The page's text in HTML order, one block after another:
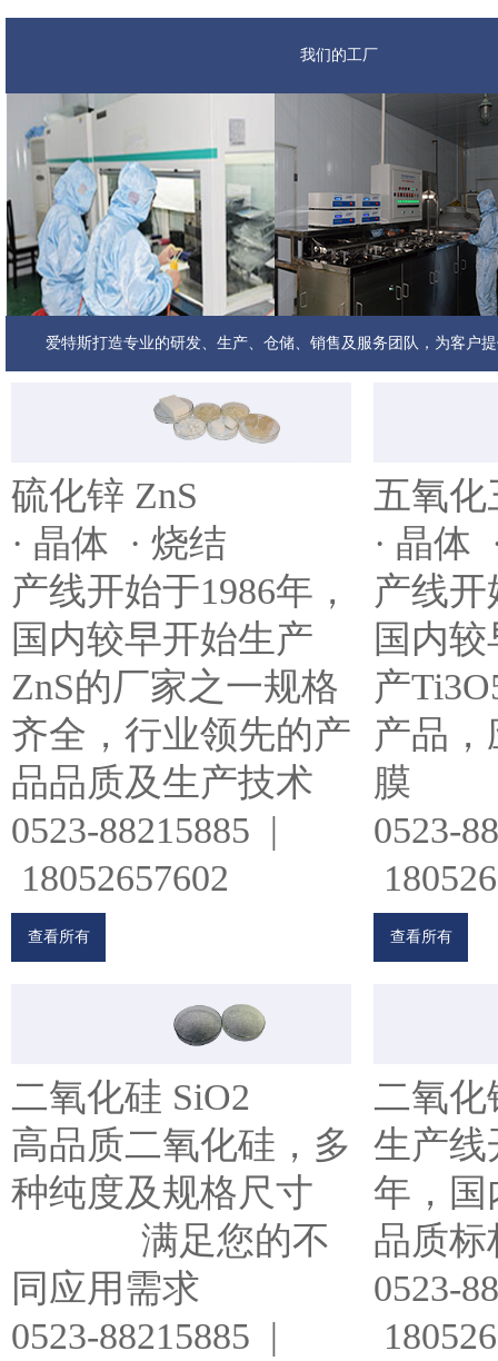
我们的工厂
爱特斯打造专业的研发、生产、仓储、销售及服务团队，为客户
硫化锌 ZnS
· 晶体 · 烧结
产线开始于1986年，
国内较早开始生产
ZnS的厂家之一规格
齐全，行业领先的产
品品质及生产技术
0523-88215885 |
18052657602
查看所有
五氧化
· 晶体
产线开
国内
产
产品
膜
0523-
查看所有
二氧化硅 SiO2
高品质二氧化硅，多
种纯度及规格尺寸
满足您的不
同应用需求
0523-88215885 |
二氧化
生产线
年，国
品质标
0523-